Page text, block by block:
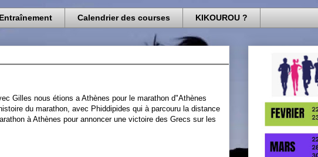
Calendrier des courses KIKOUROU ?
Gilles nous étions a Athènes pour le marathon d"Athènes
du marathon, avec Phiddipides qui à parcouru la distance
à Athènes pour annoncer une victoire des Grecs sur les